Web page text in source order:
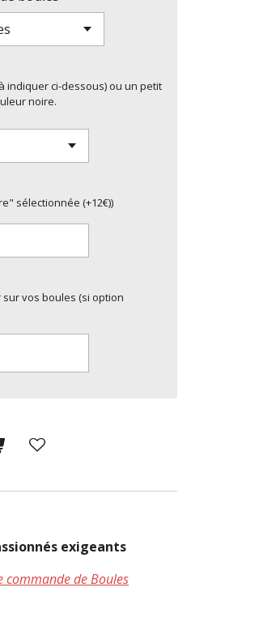
indiquer ci-dessous) ou un petit
noire.
sélectionnée (+12€))
vos boules (si option
exigeants
de Boules